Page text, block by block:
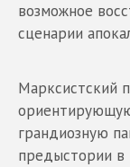
возможное
сценарии
Марксистский
грандиозную
предыстории в